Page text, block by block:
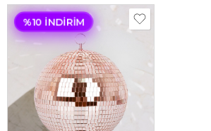
%10 İNDIRIM